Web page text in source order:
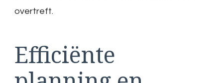
overtreft.
Efficiënte